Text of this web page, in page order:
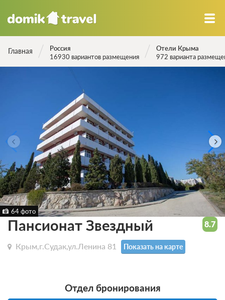
Главная
Россия
16930 вариантов размещения
Отели Крыма
972 варианта
64 фото
Пансионат Звездный
Крым,г.Судак,ул.Ленина 81 Показать на карте
Отдел бронирования
8.7